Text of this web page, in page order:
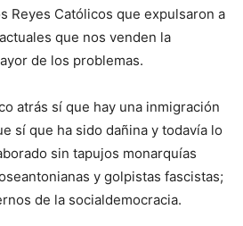
Reyes Católicos que expulsaron a
que nos venden la
de los problemas.
atrás sí que hay una inmigración
sí que ha sido dañina y todavía lo
sin tapujos monarquías
y golpistas fascistas;
de la socialdemocracia.